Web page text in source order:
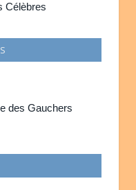
Célèbres
des Gauchers